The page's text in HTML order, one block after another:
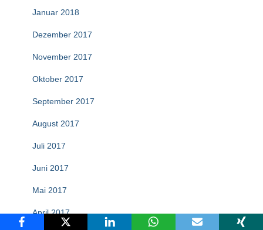
Januar 2018
Dezember 2017
November 2017
Oktober 2017
September 2017
August 2017
Juli 2017
Juni 2017
Mai 2017
April 2017